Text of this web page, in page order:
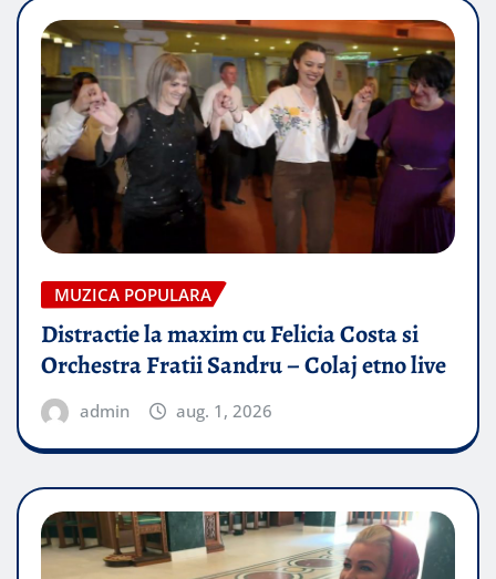
MUZICA POPULARA
Distractie la maxim cu Felicia Costa si
Orchestra Fratii Sandru – Colaj etno live
admin aug. 1, 2026